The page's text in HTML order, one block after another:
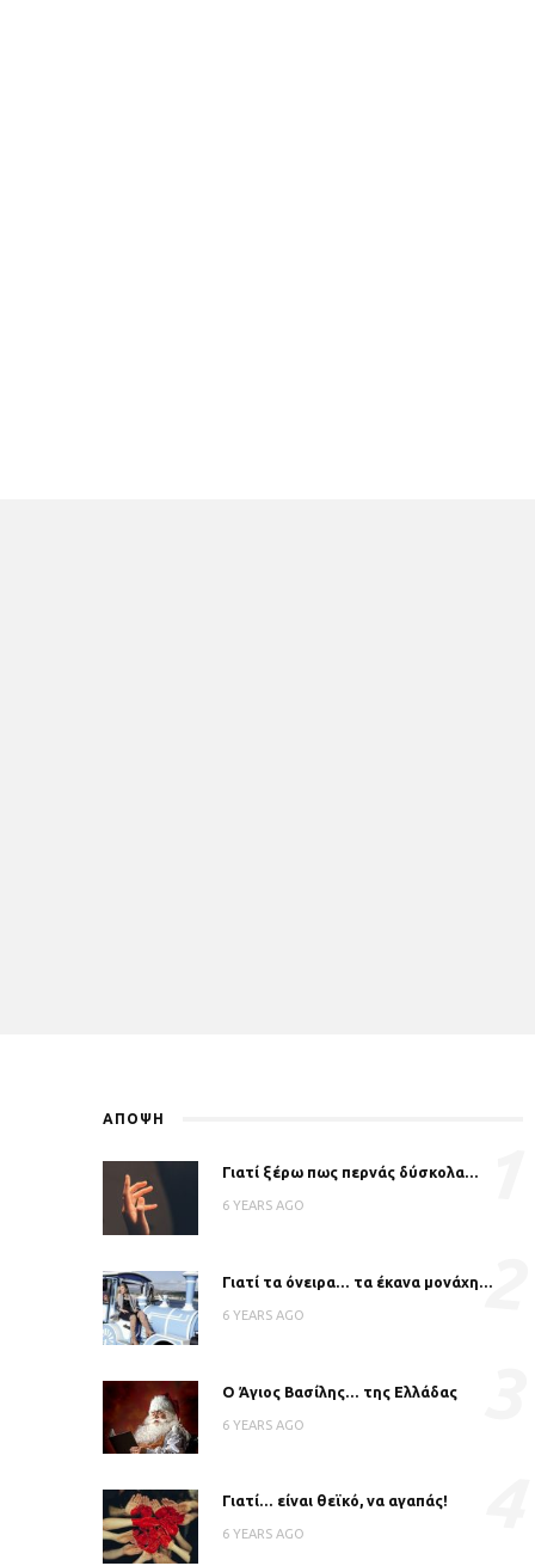
ΑΠΟΨΗ
Γιατί ξέρω πως περνάς δύσκολα…
6 YEARS AGO
Γιατί τα όνειρα… τα έκανα μονάχη…
6 YEARS AGO 2
Ο Άγιος Βασίλης… της Ελλάδας
6 YEARS AGO
Γιατί… είναι θεϊκό, να αγαπάς!
6 YEARS AGO